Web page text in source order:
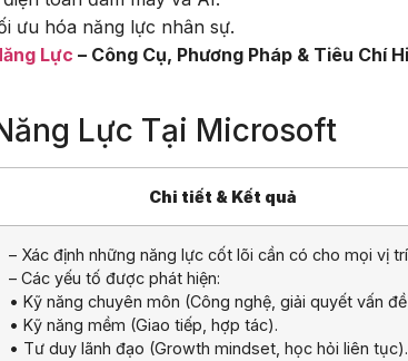
ưu hóa năng lực nhân sự.
Lực – Công Cụ, Phương Pháp & Tiêu Chí
Lực Tại Microsoft
Chi tiết & Kết quả
– Xác định những năng lực cốt lõi cần có cho mọi vị
– Các yếu tố được phát hiện:
• Kỹ năng chuyên môn (Công nghệ, giải quyết vấn
• Kỹ năng mềm (Giao tiếp, hợp tác).
• Tư duy lãnh đạo (Growth mindset, học hỏi liên tục).